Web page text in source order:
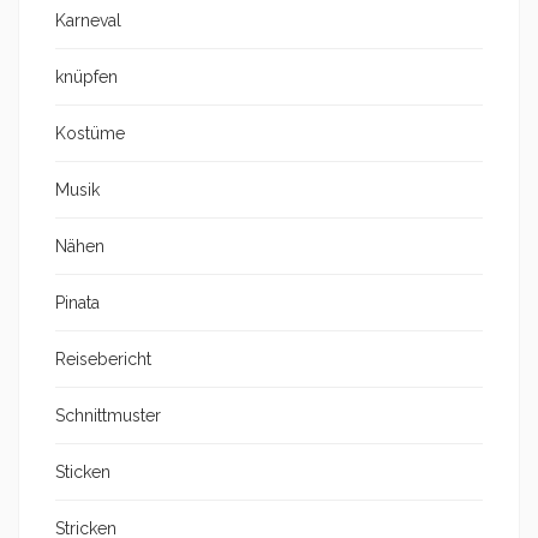
Karneval
knüpfen
Kostüme
Musik
Nähen
Pinata
Reisebericht
Schnittmuster
Sticken
Stricken